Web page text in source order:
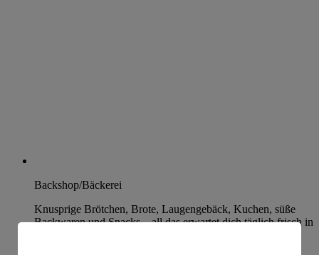
Backshop/Bäckerei
Knusprige Brötchen, Brote, Laugengebäck, Kuchen, süße
Backwaren und Snacks – all das erwartet dich täglich frisch in